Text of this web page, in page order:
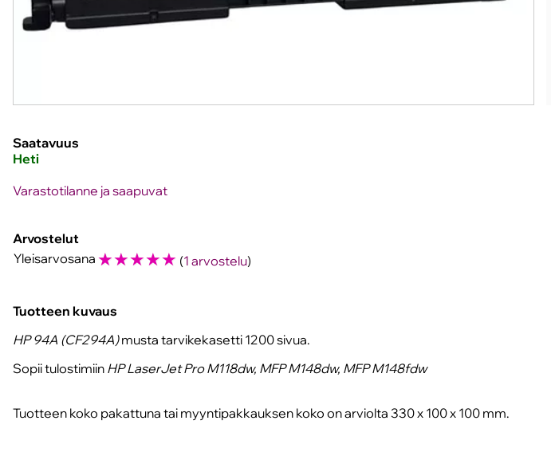
Saatavuus
Heti
Varastotilanne ja saapuvat
Arvostelut
Yleisarvosana ☆☆☆☆☆ (1 arvostelu)
Tuotteen kuvaus
HP 94A (CF294A)musta tarvikekasetti 1200 sivua.
Sopii tulostimiin HP LaserJet Pro M118dw, MFP M148dw, MFP M148fdw
Tuotteen koko pakattuna tai myyntipakkauksen koko on arviolta 330 x 100 x 100 mm.